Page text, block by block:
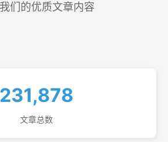
们的优质文章内容
231,878
文章总数